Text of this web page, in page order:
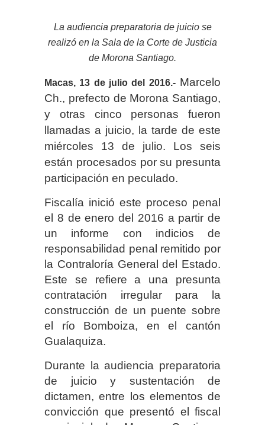
La audiencia preparatoria de juicio se
realizó en la Sala de la Corte de Justicia
de Morona Santiago.
Macas, 13 de julio del 2016.-Marcelo
Ch., prefecto de Morona Santiago,
y otras cinco personas fueron
llamadas a juicio, la tarde de este
miércoles 13 de julio. Los seis
están procesados por su presunta
participación en peculado.
Fiscalía inició este proceso penal
el 8 de enero del 2016 a partir de
un informe con indicios de
responsabilidad penal remitido por
la Contraloría General del Estado.
Este se refiere a una presunta
contratación irregular para la
construcción de un puente sobre
el río Bomboiza, en el cantón
Gualaquiza.
Durante la audiencia preparatoria
de juicio y sustentación de
dictamen, entre los elementos de
convicción que presentó el fiscal